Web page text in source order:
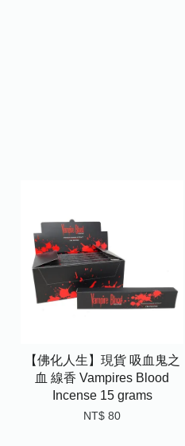
【佛化人生】現貨 吸血鬼之
血 線香 Vampires Blood
Incense 15 grams
NT$ 80